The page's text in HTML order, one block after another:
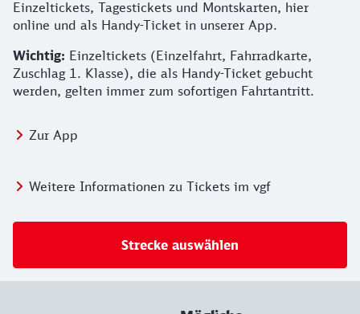
Einzeltickets, Tagestickets und Montskarten, hier
online und als Handy-Ticket in unserer App.
Wichtig: Einzeltickets (Einzelfahrt, Fahrradkarte,
Zuschlag 1. Klasse), die als Handy-Ticket gebucht
werden, gelten immer zum sofortigen Fahrtantritt.
Zur App
Weitere Informationen zu Tickets im vgf
Strecke auswählen